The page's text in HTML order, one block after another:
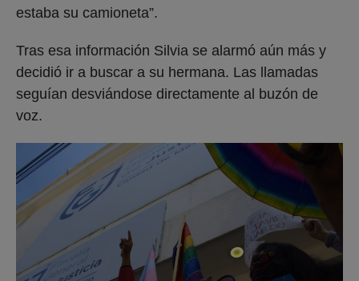
estaba su camioneta”.
Tras esa información Silvia se alarmó aún más y
decidió ir a buscar a su hermana. Las llamadas
seguían desviándose directamente al buzón de
voz.